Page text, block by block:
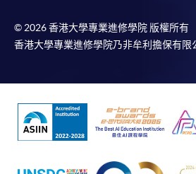
2. 支票或銀行本票
如以劃線支票或銀行本票繳付，抬
學專業進修學院」。支票背面請
人姓名。 閣下可：
親臨學院各報名中心遞交劃線支
證明文件；
或可將上述文件一併寄交各報名
© 2026 香港大學專業進修學院 版權所有
香港大學專業進修學院乃非牟利擔保有限